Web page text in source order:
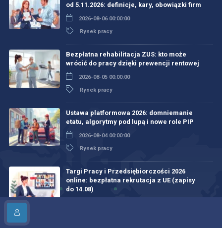
od 5.11.2026: definicje, kary, obowiązki firm
2026-08-06 00:00:00
Rynek pracy
Bezpłatna rehabilitacja ZUS: kto może
wrócić do pracy dzięki prewencji rentowej
2026-08-05 00:00:00
Rynek pracy
Ustawa platformowa 2026: domniemanie
etatu, algorytmy pod lupą i nowe role PIP
2026-08-04 00:00:00
Rynek pracy
Targi Pracy i Przedsiębiorczości 2026
online: bezpłatna rekrutacja z UE (zapisy
do 14.08)